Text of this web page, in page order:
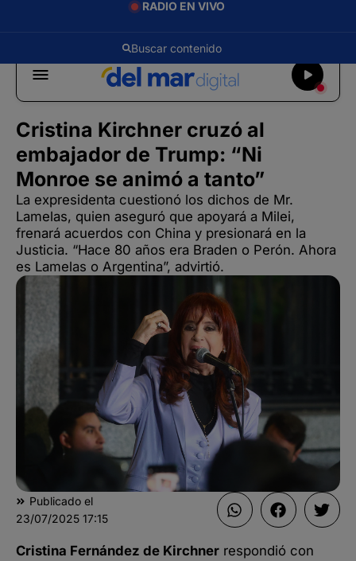
RADIO EN VIVO
Cristina Kirchner cruzó al
embajador de Trump: “Ni
Monroe se animó a tanto”
La expresidenta cuestionó los dichos de Mr.
Lamelas, quien aseguró que apoyará a Milei,
frenará acuerdos con China y presionará en la
Justicia. “Hace 80 años era Braden o Perón. Ahora
es Lamelas o Argentina”, advirtió.
Publicado el
23/07/2025 17:15
Cristina Fernández de Kirchner respondió con